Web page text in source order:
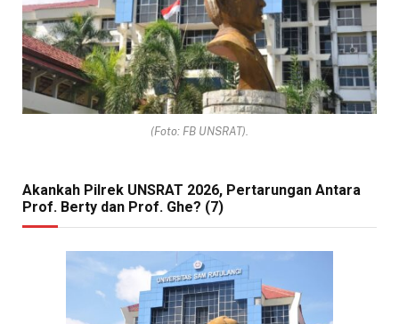
(Foto: FB UNSRAT).
Akankah Pilrek UNSRAT 2026, Pertarungan Antara
Prof. Berty dan Prof. Ghe? (7)